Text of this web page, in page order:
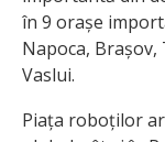
în 9 orașe
Napoca,
Vaslui.
Piața roboților